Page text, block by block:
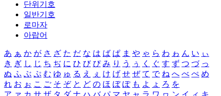
단위기호
일반기호
로마자
아랍어
あ ぁ か が さ ざ た だ な は ば ぱ ま や ゃ ら わ ゎ ん い ぃ
き ぎ し じ ち ぢ に ひ び ぴ み り う ぅ く ぐ す ず つ づ っ
ぬ ふ ぶ ぷ む ゆ ゅ る え ぇ け げ せ ぜ て で ね へ べ ぺ め
れ お ぉ こ ご そ ぞ と ど の ほ ぼ ぽ も よ ょ ろ を